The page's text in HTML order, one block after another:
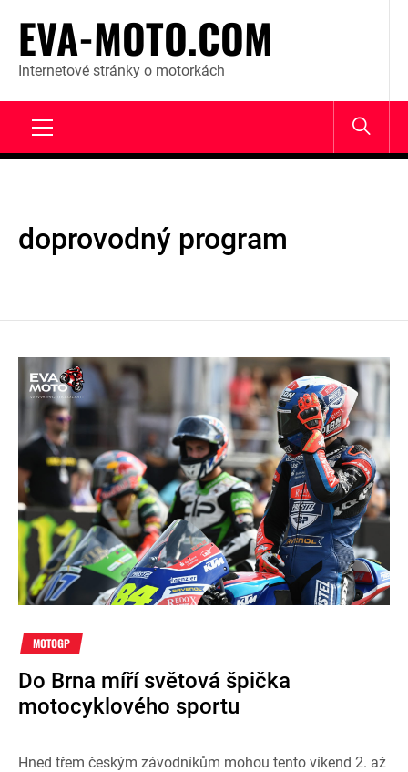
content
EVA-MOTO.COM
Internetové stránky o motorkách
doprovodný program
MOTOGP
Do Brna míří světová špička
motocyklového sportu
Hned třem českým závodníkům mohou tento víkend 2. až